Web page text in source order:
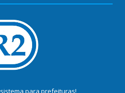
sistema para prefeituras!